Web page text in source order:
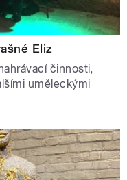
Eliz
činnosti,
uměleckými